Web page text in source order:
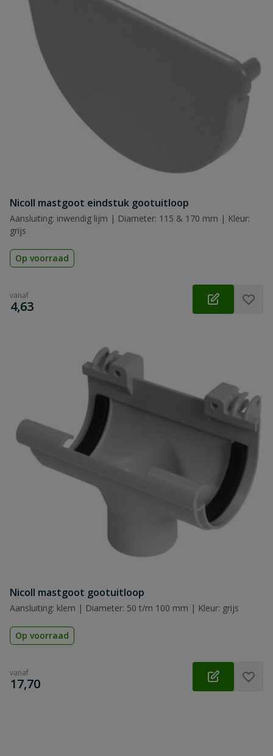
Nicoll mastgoot eindstuk gootuitloop
Aansluiting: inwendig lijm | Diameter: 115 & 170 mm | Kleur:
grijs
Op voorraad
vanaf
€
4,63
Nicoll mastgoot gootuitloop
Aansluiting: klem | Diameter: 50 t/m 100 mm | Kleur: grijs
Op voorraad
vanaf
€
17,70